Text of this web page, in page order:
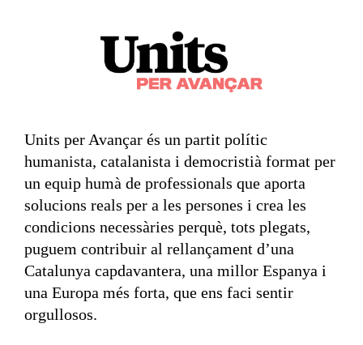
Units per Avançar és un partit polític
humanista, catalanista i democristià format per
un equip humà de professionals que aporta
solucions reals per a les persones i crea les
condicions necessàries perquè, tots plegats,
puguem contribuir al rellançament d’una
Catalunya capdavantera, una millor Espanya i
una Europa més forta, que ens faci sentir
orgullosos.